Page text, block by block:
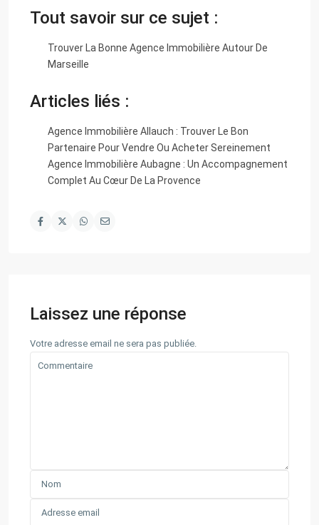
Tout savoir sur ce sujet :
Trouver La Bonne Agence Immobilière Autour De
Marseille
Articles liés :
Agence Immobilière Allauch : Trouver Le Bon
Partenaire Pour Vendre Ou Acheter Sereinement
Agence Immobilière Aubagne : Un Accompagnement
Complet Au Cœur De La Provence
Laissez une réponse
Votre adresse email ne sera pas publiée.